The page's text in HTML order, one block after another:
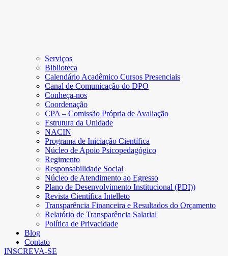
Serviços
Biblioteca
Calendário Acadêmico Cursos Presenciais
Canal de Comunicação do DPO
Conheça-nos
Coordenação
CPA – Comissão Própria de Avaliação
Estrutura da Unidade
NACIN
Programa de Iniciação Científica
Núcleo de Apoio Psicopedagógico
Regimento
Responsabilidade Social
Núcleo de Atendimento ao Egresso
Plano de Desenvolvimento Institucional (PDI))
Revista Científica Intelleto
Transparência Financeira e Resultados do Orçamento
Relatório de Transparência Salarial
Política de Privacidade
Blog
Contato
INSCREVA-SE